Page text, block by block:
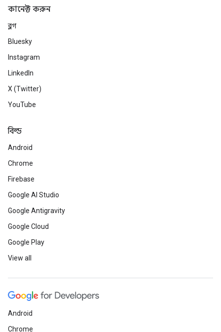
কানেক্ট করুন
ব্লগ
Bluesky
Instagram
LinkedIn
X (Twitter)
YouTube
বিল্ড
Android
Chrome
Firebase
Google AI Studio
Google Antigravity
Google Cloud
Google Play
View all
Android
Chrome